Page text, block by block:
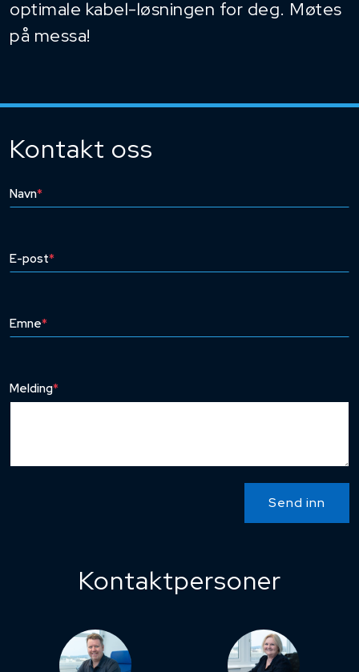
optimale kabel-løsningen for deg. Møtes
på messa!
Kontakt oss
Navn*
E-post*
Emne*
Melding*
Send inn
Kontaktpersoner